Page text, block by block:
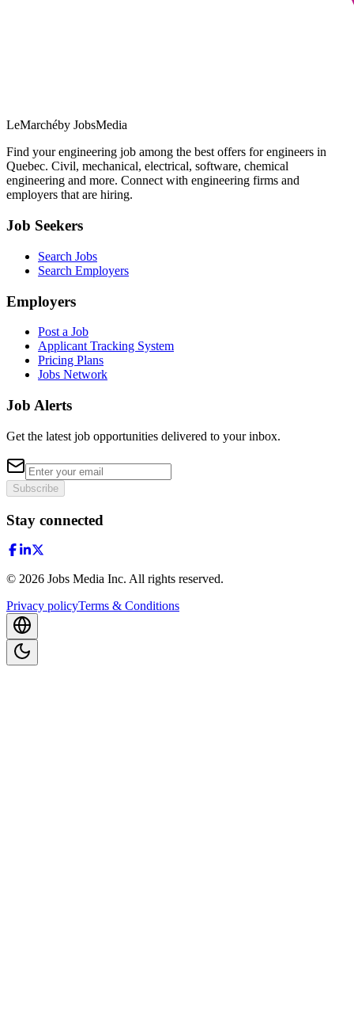
LeMarchéby JobsMedia
Find your engineering job among the best offers for engineers in
Quebec. Civil, mechanical, electrical, software, chemical
engineering and more. Connect with engineering firms and
employers that are hiring.
Job Seekers
Search Jobs
Search Employers
Employers
Post a Job
Applicant Tracking System
Pricing Plans
Jobs Network
Job Alerts
Get the latest job opportunities delivered to your inbox.
Subscribe
Stay connected
© 2026 Jobs Media Inc. All rights reserved.
Privacy policyTerms & Conditions